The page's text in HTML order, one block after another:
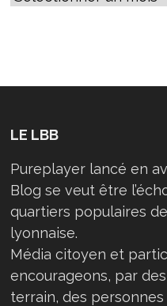
LE LBB
Pureplayer lancé en
Blog se veut être
quartiers populaires
lyonnaise.
Média citoyen et
encourageons, par
terrain, des